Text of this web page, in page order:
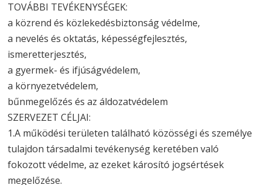
TOVÁBBI TEVÉKENYSÉGEK:
a közrend és közlekedésbiztonság védelme,
a nevelés és oktatás, képességfejlesztés,
ismeretterjesztés,
a gyermek- és ifjúságvédelem,
a környezetvédelem,
bűnmegelőzés és az áldozatvédelem
SZERVEZET CÉLJAI:
1.A működési területen található közösségi és személye
tulajdon társadalmi tevékenység keretében való
fokozott védelme, az ezeket károsító jogsértések
megelőzése.